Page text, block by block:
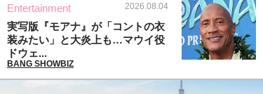
Entertainment 2026.08.04
実写版『モアナ』が「コントの衣
装みたい」と大炎上も…マウイ役
ドウェ...
BANG SHOWBIZ